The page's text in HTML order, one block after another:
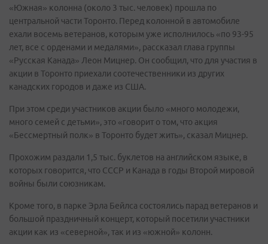
«Южная» колонна (около 3 тыс. человек) прошла по
центральной части Торонто. Перед колонной в автомобиле
ехали восемь ветеранов, которым уже исполнилось «по 93-95
лет, все с орденами и медалями», рассказал глава группы
«Русская Канада» Леон Мицнер. Он сообщил, что для участия в
акции в Торонто приехали соотечественники из других
канадских городов и даже из США.
При этом среди участников акции было «много молодежи,
много семей с детьми», это «говорит о том, что акция
«Бессмертный полк» в Торонто будет жить», сказал Мицнер.
Прохожим раздали 1,5 тыс. буклетов на английском языке, в
которых говорится, что СССР и Канада в годы Второй мировой
войны были союзникам.
Кроме того, в парке Эрла Бейлса состоялись парад ветеранов и
большой праздничный концерт, который посетили участники
акции как из «северной», так и из «южной» колонн.